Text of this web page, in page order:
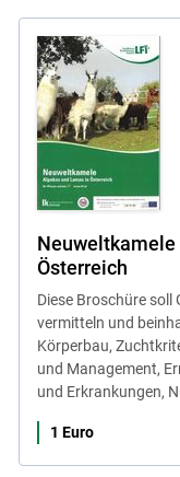
Neuweltkamele
Österreich
Diese Broschüre
vermitteln und
Körperbau,
und Management,
und Erkrankungen,
1 Euro